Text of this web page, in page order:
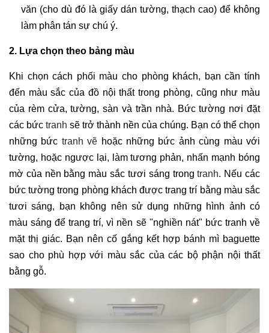
văn (cho dù đó là giấy dán tường, thạch cao) để không
làm phân tán sự chú ý.
2. Lựa chọn theo bảng màu
Khi chọn cách phối màu cho phòng khách, bạn cần tính
đến màu sắc của đồ nội thất trong phòng, cũng như màu
của rèm cửa, tường, sàn và trần nhà. Bức tường nơi đặt
các bức tranh sẽ trở thành nền của chúng. Bạn có thể chọn
những bức tranh vẽ hoặc những bức ảnh cùng màu với
tường, hoặc ngược lại, làm tương phản, nhấn mạnh bóng
mờ của nền bằng màu sắc tươi sáng trongtranh. Nếu các
bức tường trong phòng khách được trang trí bằng màu sắc
tươi sáng, bạn không nên sử dụng những hình ảnh có
màu sáng để trang trí, vì nền sẽ "nghiền nát" bức tranh về
mặt thị giác. Bạn nên cố gắng kết hợp bánh mì baguette
sao cho phù hợp với màu sắc của các bộ phận nội thất
bằng gỗ.